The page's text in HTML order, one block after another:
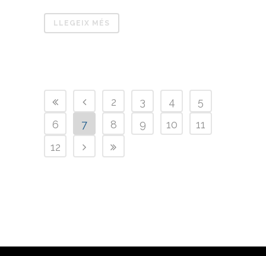
LLEGEIX MÉS
2 3 4
5
6
7 8 9 10
11
12